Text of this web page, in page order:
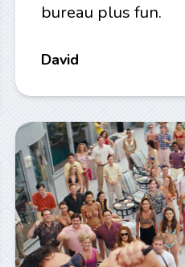
bureau plus fun.
David